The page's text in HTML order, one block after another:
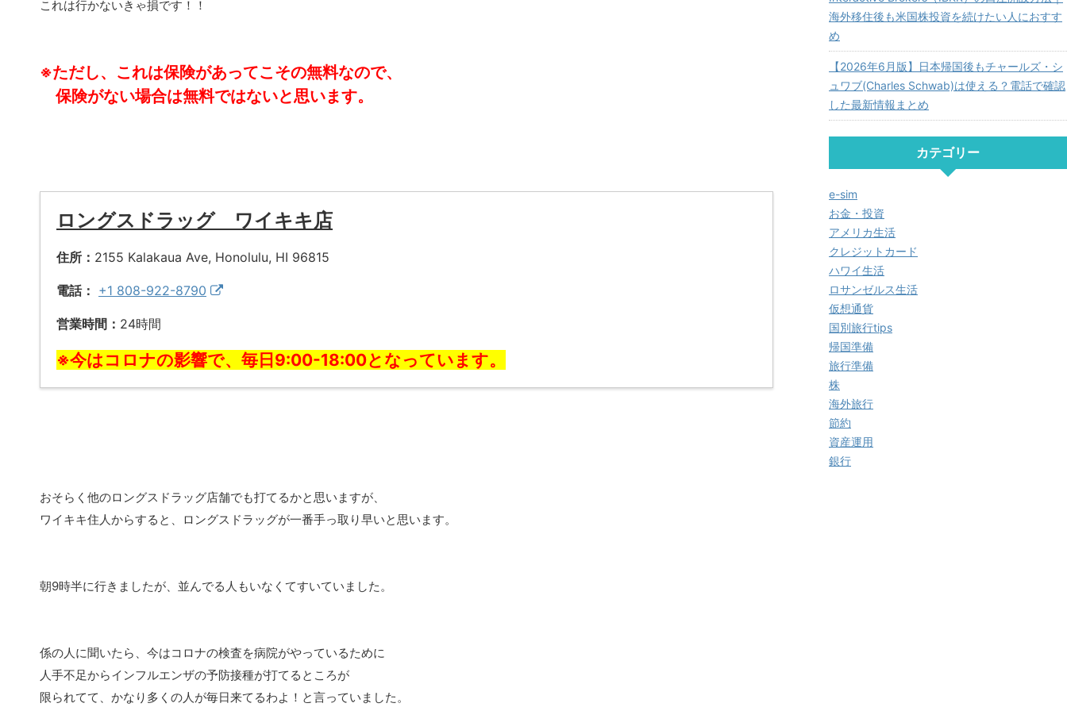
これは行かないきゃ損です！！
※ただし、これは保険があってこその無料なので、
保険がない場合は無料ではないと思います。
ロングスドラッグ ワイキキ店
住所： 2155 Kalakaua Ave, Honolulu, HI 96815
電話： +1 808-922-8790
営業時間： 24時間
※今はコロナの影響で、毎日9:00-18:00となっています。
おそらく他のロングスドラッグ店舗でも打てるかと思いますが、
ワイキキ住人からすると、ロングスドラッグが一番手っ取り早いと思います。
朝9時半に行きましたが、並んでる人もいなくてすいていました。
係の人に聞いたら、今はコロナの検査を病院がやっているために
人手不足からインフルエンザの予防接種が打てるところが
限られてて、かなり多くの人が毎日来てるわよ！と言っていました。
海外移住後も米国株投資を続けたい人におすす
め
【2026年6月版】日本帰国後もチャールズ・シ
ュワブ(Charles Schwab)は使える？電話で確認
した最新情報まとめ
カテゴリー
e-sim
お金・投資
アメリカ生活
クレジットカード
ハワイ生活
ロサンゼルス生活
仮想通貨
国別旅行tips
帰国準備
旅行準備
株
海外旅行
節約
資産運用
銀行